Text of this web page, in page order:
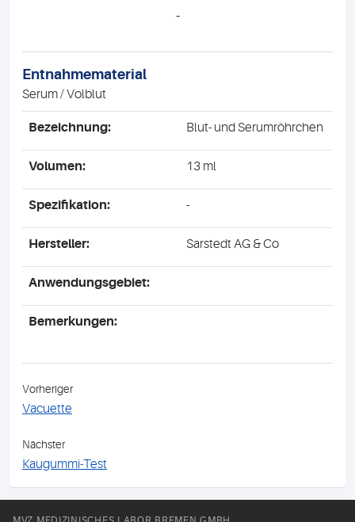
-
Entnahmematerial
Serum / Volblut
Bezeichnung: Blut- und Serumröhrchen
Volumen: 13 ml
Spezifikation: -
Hersteller: Sarstedt AG & Co
Anwendungsgebiet:
Bemerkungen:
Vorheriger
Vacuette
Nächster
Kaugummi-Test